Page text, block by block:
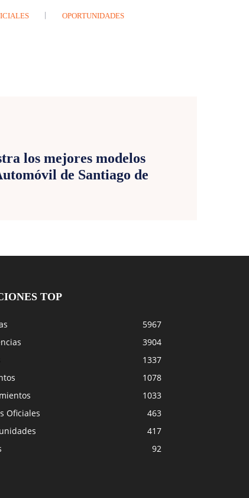
OPORTUNIDADES
los mejores modelos
de Santiago de
TOP
5967
3904
1337
1078
1033
Oficiales
463
417
92